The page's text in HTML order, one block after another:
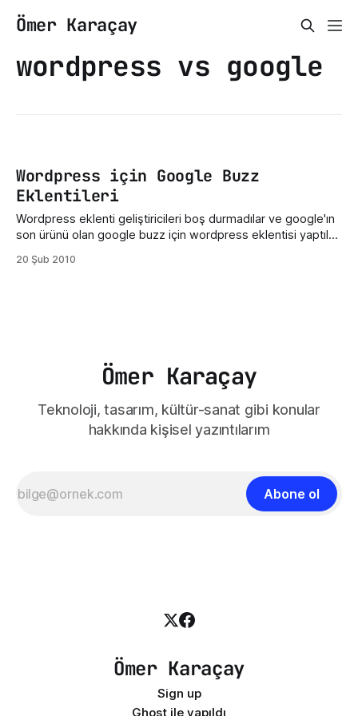
Ömer Karaçay
wordpress vs google
Wordpress için Google Buzz
Eklentileri
Wordpress eklenti geliştiricileri boş durmadılar ve google'ın
son ürünü olan google buzz için wordpress eklentisi yaptılar.
Buzz Feed Bu eklenti ile bloğunuzda son google buzz
20 Şub 2010
Ömer Karaçay
Teknoloji, tasarım, kültür-sanat gibi konular
hakkında kişisel yazıntılarım
Abone ol
Ömer Karaçay
Sign up
Ghost ile yapıldı